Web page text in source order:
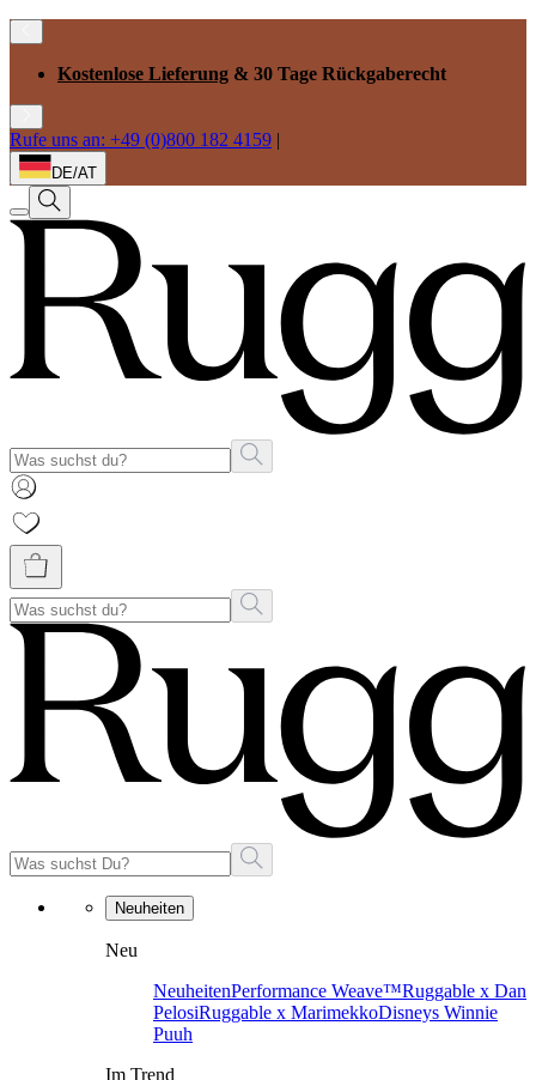
Kostenlose Lieferung & 30 Tage Rückgaberecht
Rufe uns an: +49 (0)800 182 4159 |
DE/AT
Neuheiten
Neu
NeuheitenPerformance Weave™Ruggable x Dan
PelosiRuggable x MarimekkoDisneys Winnie
Puuh
Im Trend